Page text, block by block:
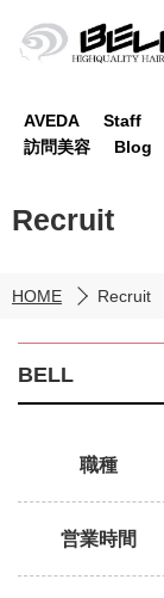
AVEDA Staff
訪問美容
Blog
Recruit
HOME Recruit
BELL
職種
営業時間